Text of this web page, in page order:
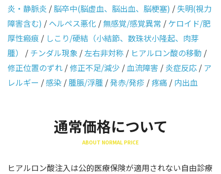
炎・静脈炎 /脳卒中(脳虚血、脳出血、脳梗塞) /失明(視力
障害含む) / ヘルペス悪化 /無感覚/感覚異常 / ケロイド/肥
厚性瘢痕 / しこり/硬結（小結節、数珠状小隆起、肉芽
腫）
/ チンダル現象 /左右非対称 / ヒアルロン酸の移動 /
修正位置のずれ /修正不足/減少 /血流障害 / 炎症反応 / ア
レルギー /感染 /腫脹/浮腫 /発赤/発疹 /疼痛 / 内出血
通常価格について
ABOUT NORMAL PRICE
ヒアルロン酸注入は公的医療保険が適用されない自由診療